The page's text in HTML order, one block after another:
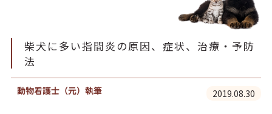
柴犬に多い指間炎の原因、症状、治療・予防
法
動物看護士（元）執筆 2019.08.30